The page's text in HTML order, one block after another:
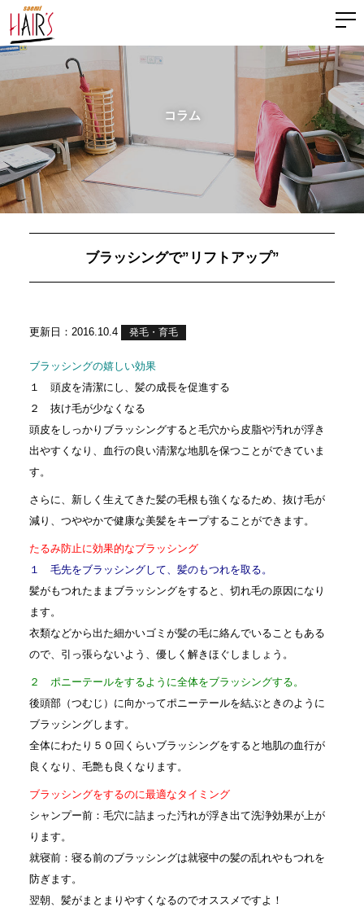
コラム
ブラッシングで”リフトアップ”
更新日：2016.10.4 発毛・育毛
ブラッシングの嬉しい効果
１ 頭皮を清潔にし、髪の成長を促進する
２ 抜け毛が少なくなる
頭皮をしっかりブラッシングすると毛穴から皮脂や汚れが浮き
出やすくなり、血行の良い清潔な地肌を保つことができていま
す。
さらに、新しく生えてきた髪の毛根も強くなるため、抜け毛が
減り、つややかで健康な美髪をキープすることができます。
たるみ防止に効果的なブラッシング
１ 毛先をブラッシングして、髪のもつれを取る。
髪がもつれたままブラッシングをすると、切れ毛の原因になり
ます。
衣類などから出た細かいゴミが髪の毛に絡んでいることもある
ので、引っ張らないよう、優しく解きほぐしましょう。
２ ポニーテールをするように全体をブラッシングする。
後頭部（つむじ）に向かってポニーテールを結ぶときのように
ブラッシングします。
全体にわたり５０回くらいブラッシングをすると地肌の血行が
良くなり、毛艶も良くなります。
ブラッシングをするのに最適なタイミング
シャンプー前：毛穴に詰まった汚れが浮き出て洗浄効果が上が
ります。
就寝前：寝る前のブラッシングは就寝中の髪の乱れやもつれを
防ぎます。
翌朝、髪がまとまりやすくなるのでオススメですよ！